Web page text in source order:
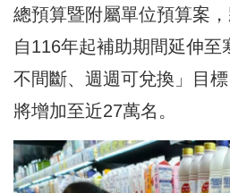
總預算暨附屬單位預算案
自116年起補助期間延伸至
不間斷、週週可兌換」目
將增加至近27萬名。